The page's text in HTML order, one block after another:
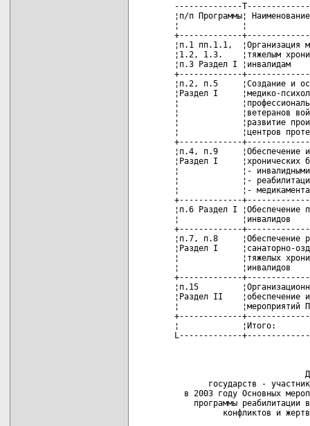
--------------
¦п/п Программы¦
¦             ¦
+-------------
¦п.1 пп.1.1,
¦1.2, 1.3.    ¦тяжелым
¦п.3 Раздел I
+-------------
¦п.2, п.5     ¦Создание и
¦Раздел I     ¦медико-
¦
¦             ¦ветеранов
¦             ¦развитие
¦             ¦центров
+-------------
¦п.4, п.9
¦Раздел I
¦             ¦-
¦             ¦-
¦             ¦-
+-------------
¦п.6 Раздел I
¦
+-------------
¦п.7, п.8
¦Раздел I     ¦санаторно-
¦             ¦тяжелых
¦
+-------------
¦п.15
¦Раздел II
¦
+-------------
¦             ¦Итого:
L-------------
государств -
в 2003 году Основных
программы реабилитации
конфликтов и